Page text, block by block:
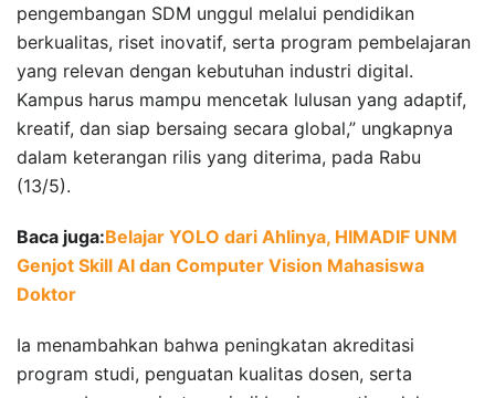
pengembangan SDM unggul melalui pendidikan
berkualitas, riset inovatif, serta program pembelajaran
yang relevan dengan kebutuhan industri digital.
Kampus harus mampu mencetak lulusan yang adaptif,
kreatif, dan siap bersaing secara global,” ungkapnya
dalam keterangan rilis yang diterima, pada Rabu
(13/5).
Baca juga:Belajar YOLO dari Ahlinya, HIMADIF UNM
Genjot Skill AI dan Computer Vision Mahasiswa
Doktor
Ia menambahkan bahwa peningkatan akreditasi
program studi, penguatan kualitas dosen, serta